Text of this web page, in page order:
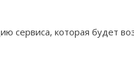
сервиса, которая будет